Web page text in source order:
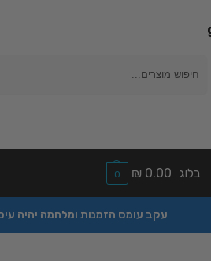
בלוג 0.00
₪
0
עקב עומס הזמנות ומלחמה יהיה עיכוב